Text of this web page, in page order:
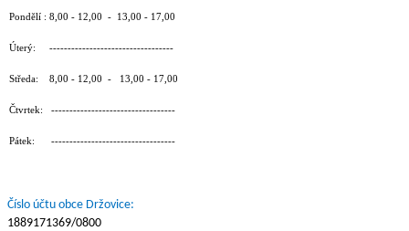
Pondělí : 8,00 - 12,00 - 13,00 - 17,00
Úterý: ----------------------------------
Středa: 8,00 - 12,00 - 13,00 - 17,00
Čtvrtek: ----------------------------------
Pátek: ----------------------------------
Číslo účtu obce Držovice:
1889171369/0800